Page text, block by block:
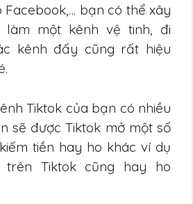
Facebook,… bạn có thể xây
làm một kênh vệ tinh, đi
kênh đấy cũng rất hiệu
Tiktok của bạn có nhiều
sẽ được Tiktok mở một số
tiền hay ho khác ví dụ
trên Tiktok cũng hay ho